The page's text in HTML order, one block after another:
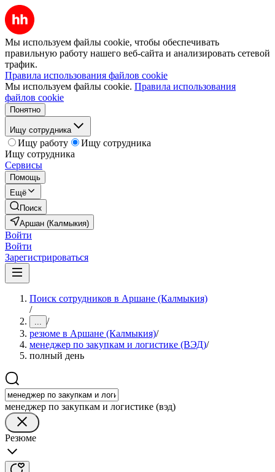
Мы используем файлы cookie, чтобы обеспечивать
правильную работу нашего веб-сайта и анализировать сетевой
трафик.
Правила использования файлов cookie
Мы используем файлы cookie. Правила использования
файлов cookie
Понятно
Ищу сотрудника
Ищу работу
Ищу сотрудника
Ищу сотрудника
Сервисы
Помощь
Ещё
Поиск
Аршан (Калмыкия)
Войти
Войти
Зарегистрироваться
Поиск сотрудников в Аршане (Калмыкия)
/
... /
резюме в Аршане (Калмыкия)/
менеджер по закупкам и логистике (ВЭД)/
полный день
менеджер по закупкам и логистике (вэд)
Резюме